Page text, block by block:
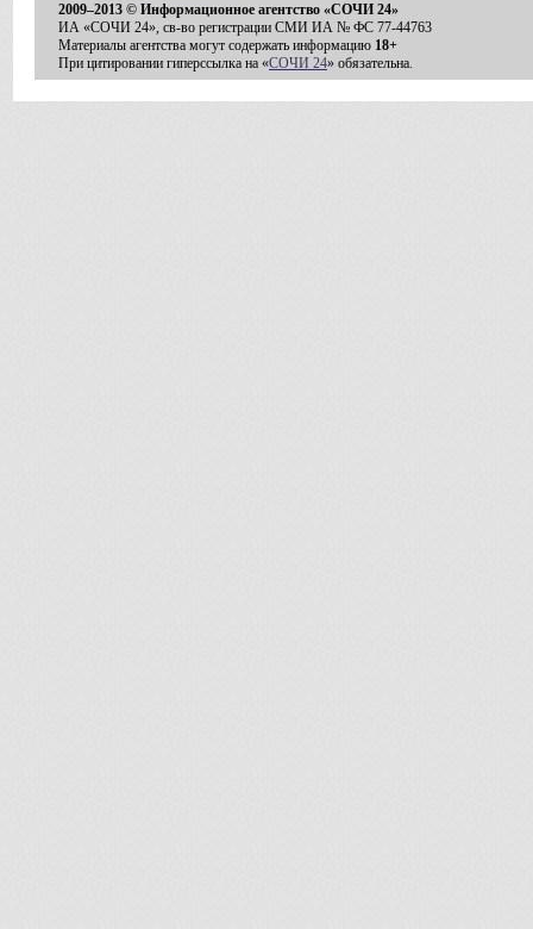
2009–2013 © Информационное агентство «СОЧИ 24»
ИА «СОЧИ 24», св-во регистрации СМИ ИА № ФС 77-44763
Материалы агентства могут содержать информацию 18+
При цитировании гиперссылка на «СОЧИ 24» обязательна.